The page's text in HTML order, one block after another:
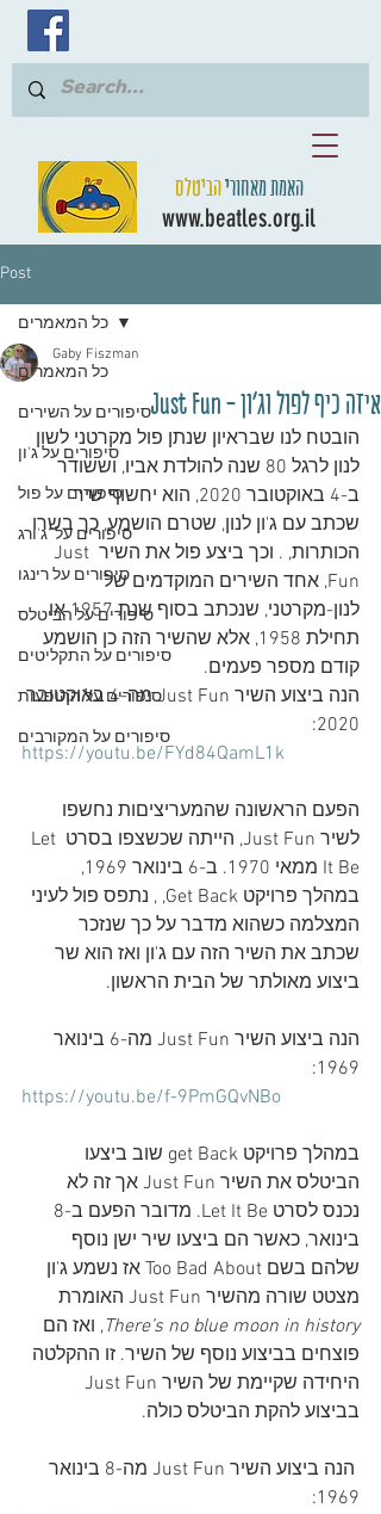
האמת מאחוריהביטלס
www.beatles.org.il
Post
כל המאמרים
סיפורים על השירים
סיפורים על ג'ון
סיפורים על פול
סיפורים על 'ג'ורג
סיפורים על רינגו
סיפורים על הביטלס
סיפורים על התקליטים
סיפורים על ההופעות
סיפורים על המקורבים
כל המאמרים
איזה כיף לפול וג'ון - Just Fun
Gaby Fiszman
הובטח לנו שבראיון שנתן פול מקרטני לשון
לנון לרגל 80 שנה להולדת אביו, וששודר
ב-4 באוקטובר 2020, הוא יחשוף שיר
שכתב עם ג'ון לנון, שטרם הושמע, כך בשרו
הכותרות, . וכך ביצע פול את השיר Just
Fun, אחד השירים המוקדמים של
לנון-מקרטני, שנכתב בסוף שנת 1957 או
תחילת 1958, אלא שהשיר הזה כן הושמע
קודם מספר פעמים.
הנה ביצוע השיר Just Fun מה-4 באוקטובר
2020:
https://youtu.be/FYd84QamL1k
הפעם הראשונה שהמעריציםות נחשפו
לשיר Just Fun, הייתה שכשצפו בסרט Let
It Be ממאי 1970. ב-6 בינואר 1969,
במהלך פרויקט Get Back, , נתפס פול לעיני
המצלמה כשהוא מדבר על כך שנזכר
שכתב את השיר הזה עם ג'ון ואז הוא שר
ביצוע מאולתר של הבית הראשון.
הנה ביצוע השיר Just Fun מה-6 בינואר
1969:
https://youtu.be/f-9PmGQvNBo
במהלך פרויקט get Back שוב ביצעו
הביטלס את השיר Just Fun אך זה לא
בינואר, כאשר הם ביצעו שיר ישן נוסף
שלהם בשם Too Bad About אז נשמע ג'ון
מצטט שורה מהשיר Just Fun האומרת
There’s no blue moon in history, ואז הם
פוצחים בביצוע נוסף של השיר. זו ההקלטה
בביצוע להקת הביטלס כולה.
הנה ביצוע השיר Just Fun מה-8 בינואר
1969: